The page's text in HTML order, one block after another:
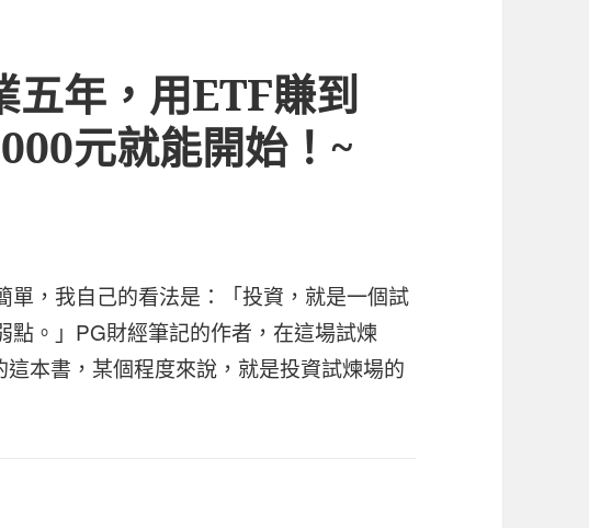
五年，用ETF賺到
元就能開始！~
單，我自己的看法是：「投資，就是一個試
點。」PG財經筆記的作者，在這場試煉
本書，某個程度來說，就是投資試煉場的